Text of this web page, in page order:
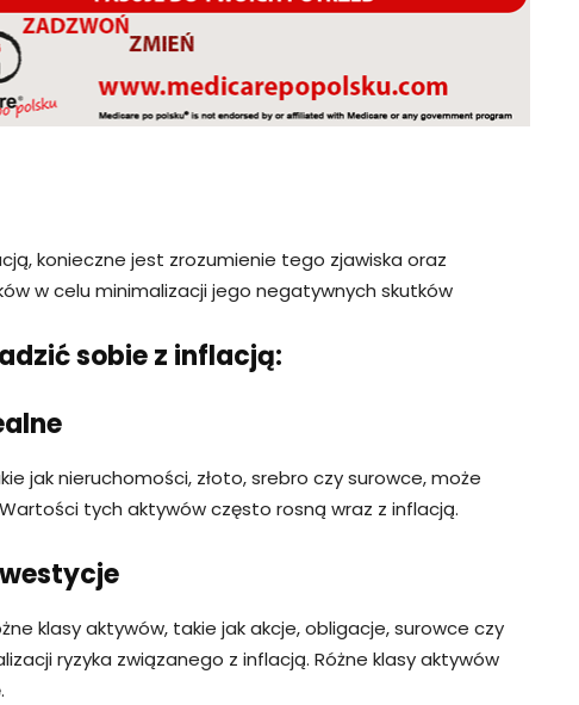
konieczne jest zrozumienie tego zjawiska oraz
w celu minimalizacji jego negatywnych skutków
sobie z inflacją:
jak nieruchomości, złoto, srebro czy surowce, może
tych aktywów często rosną wraz z inflacją.
klasy aktywów, takie jak akcje, obligacje, surowce czy
ryzyka związanego z inflacją. Różne klasy aktywów